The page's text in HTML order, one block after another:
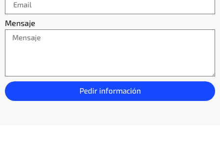
Mensaje
Pedir información